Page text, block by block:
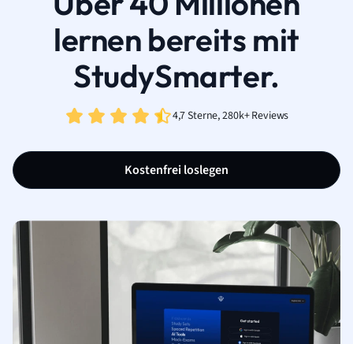
lernen bereits mit
StudySmarter.
4,7 Sterne, 280k+ Reviews
Kostenfrei loslegen